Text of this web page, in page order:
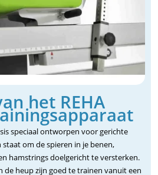
het REHA
speciaal ontworpen voor gerichte
om de spieren in je benen,
hamstrings doelgericht te versterken.
de heup zijn goed te trainen vanuit een